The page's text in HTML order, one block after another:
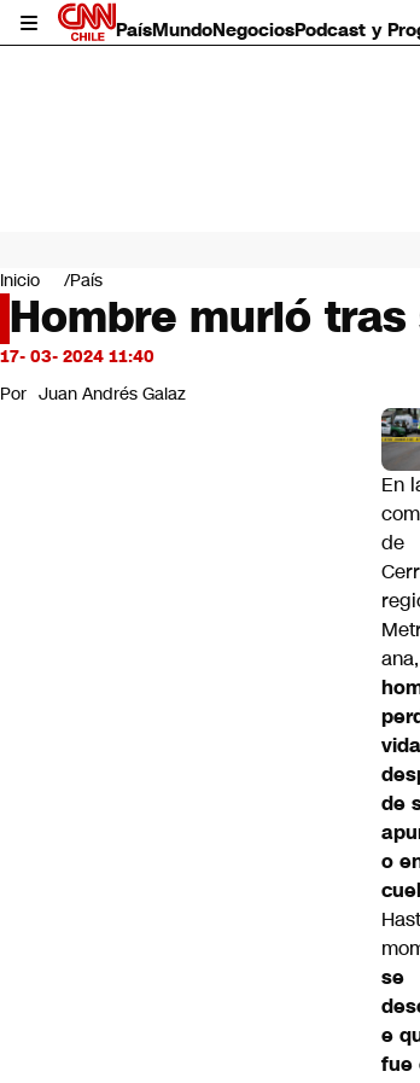
PaísMundoNegociosPodcast y
Mundo
Negocios
Deportes
Programas completos
Servicios
Inicio País
Hombre murió
17- 03- 2024 11:40
Por Juan Andrés Galaz
En
de
ana,
vida
de
o
se
e
fue